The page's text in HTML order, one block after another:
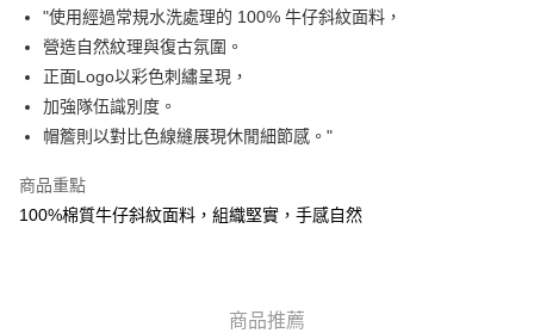
AlipayHK
WeChat Pay
送貨方式
每筆HK$50.00，滿HK$499.00或以上免運費
付款後順豐合作便利店
"使用經過常規水洗處理的 100% 牛仔斜紋面料，
營造自然紋理與復古氛圍。
正面Logo以彩色刺繡呈現，
加強隊伍識別度。
帽簷則以對比色線縫展現休閒細節感。"
商品重點
100%棉質牛仔斜紋面料，組織堅實，手感自然
商品推薦